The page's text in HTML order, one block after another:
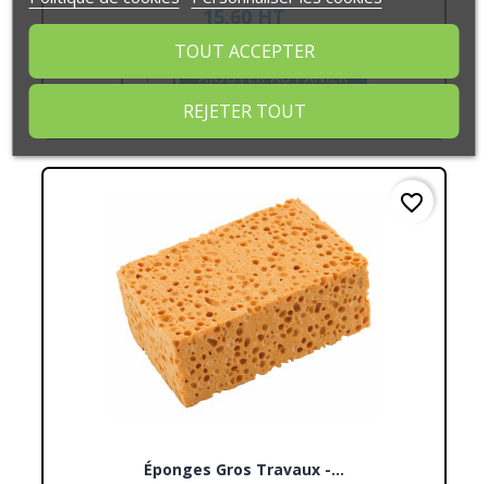
15,60 HT
18,72 € TTC
AJOUTER AU PANIER
Éponges Gros Travaux -...
favorite_border
REJETER TOUT
TOUT ACCEPTER